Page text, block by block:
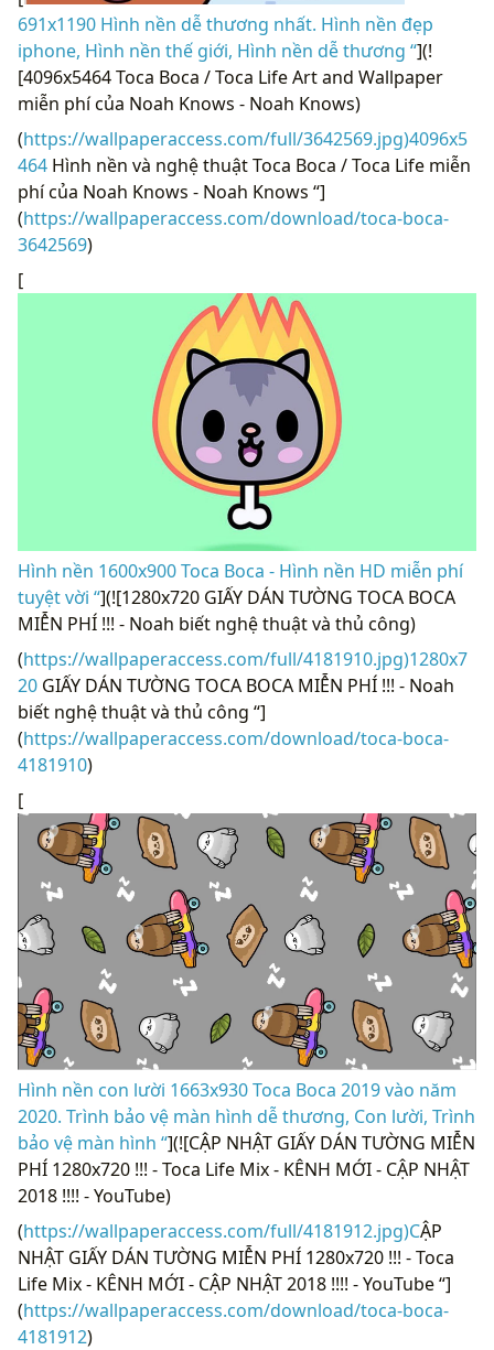
691x1190 Hình nền dễ thương nhất. Hình nền đẹp
iphone, Hình nền thế giới, Hình nền dễ thương “](!
[4096x5464 Toca Boca / Toca Life Art and Wallpaper
miễn phí của Noah Knows - Noah Knows)
(https://wallpaperaccess.com/full/3642569.jpg)4096x5
464 Hình nền và nghệ thuật Toca Boca / Toca Life miễn
phí của Noah Knows - Noah Knows “]
(https://wallpaperaccess.com/download/toca-boca-
3642569)
[
Hình nền 1600x900 Toca Boca - Hình nền HD miễn phí
tuyệt vời “](![1280x720 GIẤY DÁN TƯỜNG TOCA BOCA
MIỄN PHÍ !!! - Noah biết nghệ thuật và thủ công)
(https://wallpaperaccess.com/full/4181910.jpg)1280x7
20 GIẤY DÁN TƯỜNG TOCA BOCA MIỄN PHÍ !!! - Noah
biết nghệ thuật và thủ công “]
(https://wallpaperaccess.com/download/toca-boca-
4181910)
[
Hình nền con lười 1663x930 Toca Boca 2019 vào năm
2020. Trình bảo vệ màn hình dễ thương, Con lười, Trình
bảo vệ màn hình “](![CẬP NHẬT GIẤY DÁN TƯỜNG MIỄN
PHÍ 1280x720 !!! - Toca Life Mix - KÊNH MỚI - CẬP NHẬT
2018 !!!! - YouTube)
(https://wallpaperaccess.com/full/4181912.jpg)CẬP
NHẬT GIẤY DÁN TƯỜNG MIỄN PHÍ 1280x720 !!! - Toca
Life Mix - KÊNH MỚI - CẬP NHẬT 2018 !!!! - YouTube “]
(https://wallpaperaccess.com/download/toca-boca-
4181912)